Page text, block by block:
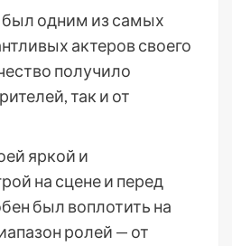
был одним из самых
актеров своего
получило
так и от
яркой и
на сцене и перед
был воплотить на
ролей — от